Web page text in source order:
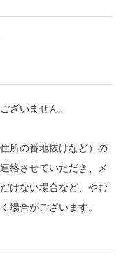
ざいません。
所の番地抜けなど）の
絡させていただき、メ
けない場合など、やむ
場合がございます。